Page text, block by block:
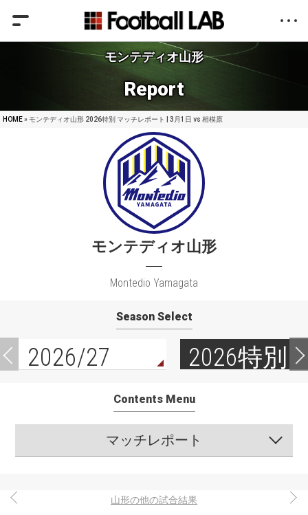
モンテディオ山形
Report
HOME» モンテディオ山形 2026特別 マッチレポート | 3月1日 vs 相模原
モンテディオ山形
Montedio Yamagata
Season Select
2026/27 2026特別
Contents Menu
マッチレポート
山形の他の試合結果